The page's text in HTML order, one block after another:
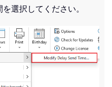
選択してください。